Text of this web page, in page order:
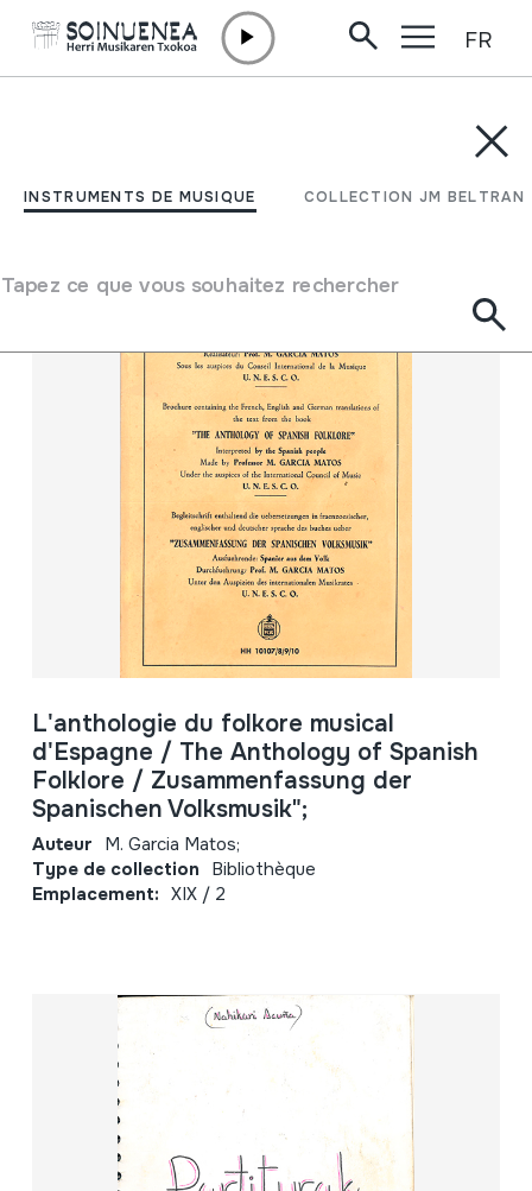
INSTRUMENTS DE MUSIQUE COLLECTION JM BELTRAN
Tapez ce que vous souhaitez rechercher
FR
COLLECTION JM BELTRAN
Filtrer
L'anthologie du folkore musical
d'Espagne / The Anthology of Spanish
Folklore / Zusammenfassung der
Spanischen Volksmusik";
Auteur M. Garcia Matos;
Type de collection Bibliothèque
Emplacement: XIX / 2